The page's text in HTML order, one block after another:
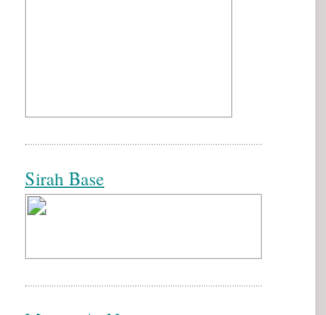
Sirah Base